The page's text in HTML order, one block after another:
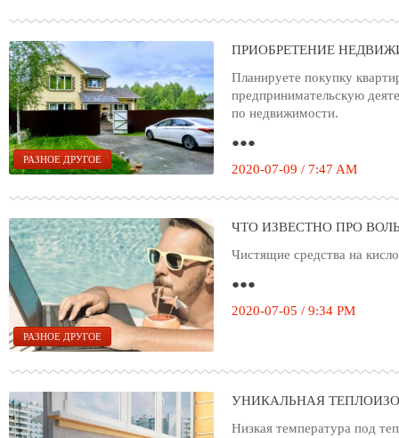
РАЗНОЕ ДРУГОЕ
ПРИОБРЕТЕНИЕ
Планируете покупку
предпринимательскую
по недвижимости.
●●●
2020-07-09 / 7:47 AM
РАЗНОЕ ДРУГОЕ
ЧТО ИЗВЕСТНО ПРО
Чистящие средства на
●●●
2020-07-05 / 9:34 PM
УНИКАЛЬНАЯ
Низкая температура под